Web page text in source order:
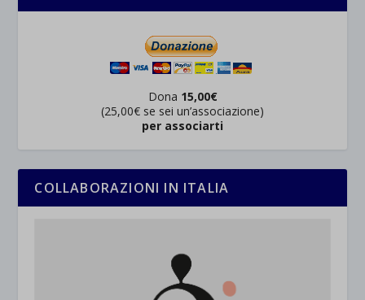
Dona 15,00€
(25,00€ se sei un’associazione)
per associarti
COLLABORAZIONI IN ITALIA